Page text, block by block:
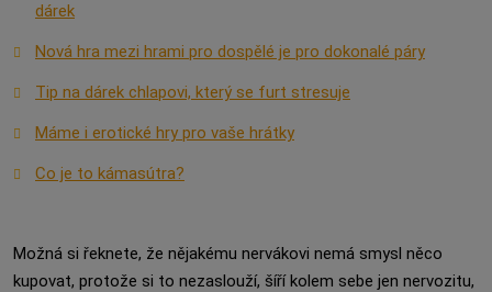
dárek
Nová hra mezi hrami pro dospělé je pro dokonalé páry
Tip na dárek chlapovi, který se furt stresuje
Máme i erotické hry pro vaše hrátky
Co je to kámasútra?
Možná si řeknete, že nějakému nervákovi nemá smysl něco
kupovat, protože si to nezaslouží, šíří kolem sebe jen nervozitu,